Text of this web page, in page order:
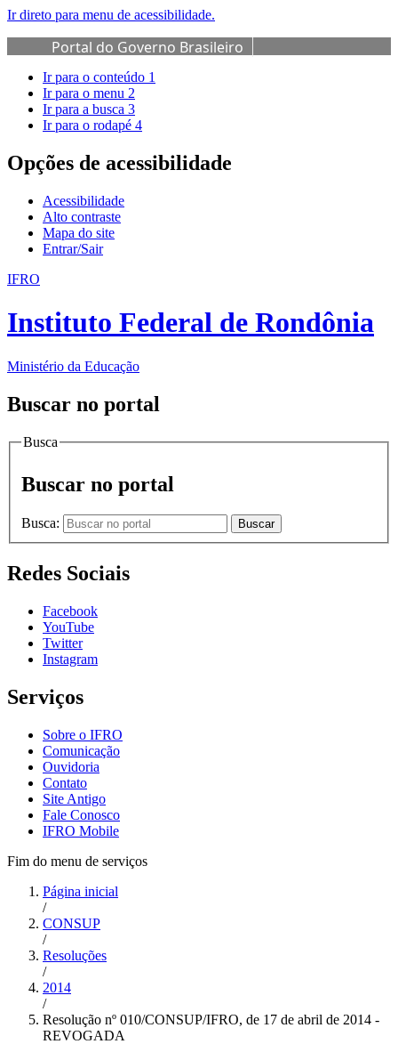
Ir direto para menu de acessibilidade.
Portal do Governo Brasileiro
Ir para o conteúdo 1
Ir para o menu 2
Ir para a busca 3
Ir para o rodapé 4
Opções de acessibilidade
Acessibilidade
Alto contraste
Mapa do site
Entrar/Sair
IFRO
Instituto Federal de Rondônia
Ministério da Educação
Buscar no portal
Busca
Buscar no portal
Busca: Buscar
Redes Sociais
Facebook
YouTube
Twitter
Instagram
Serviços
Sobre o IFRO
Comunicação
Ouvidoria
Contato
Site Antigo
Fale Conosco
IFRO Mobile
Fim do menu de serviços
Página inicial
/
CONSUP
/
Resoluções
/
2014
/
Resolução nº 010/CONSUP/IFRO, de 17 de abril de 2014 -
REVOGADA